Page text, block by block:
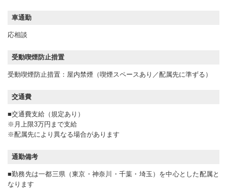
車通勤
応相談
受動喫煙防止措置
受動喫煙防止措置：屋内禁煙（喫煙スペースあり／配属先に準ずる）
交通費
■交通費支給（規定あり）
※月上限3万円まで支給
※配属先により異なる場合があります
通勤備考
■勤務先は一都三県（東京・神奈川・千葉・埼玉）を中心とした配属と
なります